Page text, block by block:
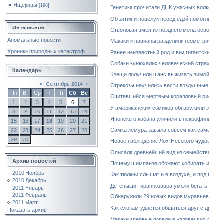
Ящерицы [198]
Интересное
Аномальные новости
Хроники природных катастроф
Календарь
« Сентябрь 2014 »
Пн
Вт Ср Чт Пт Сб
Вс
1
2 3 4 5 6
7
8
9 10 11 12 13
14
15
16 17 18 19 20
21
22
23 24 25 26 27
28
29
30
Архив новостей
2010 Ноябрь
2010 Декабрь
2011 Январь
2011 Февраль
2011 Март
Показать архив
Генетики прочитали ДНК ужасных
Объятия и поцелуи перед едой
Стволовая змея из позднего мела
Макаки и павианы разделили
Ранее неизвестный род и вид
Собаки «унюхали» человеческий
Клещи получили шанс выживать
Стрекозы научились вести
Считавшийся мертвым коралловый
У американских сомиков обнаружили
Японского кабана уличили в
Самка лемура завыла совсем как
Новое наблюдение Лох-Несского
Описали древнейший вид из
Почему шимпанзе обожают собирать
Как тюлени слышат и в воздухе, и под
Детеныши тираннозавра умели бегать
Обнаружили 29 новых видов
Как слонам удается общаться друг с